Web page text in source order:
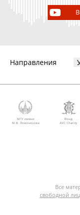
Направления
МГУ имени
М.В. Ломоносова
Фонд
AVC Charity
Все
свободной